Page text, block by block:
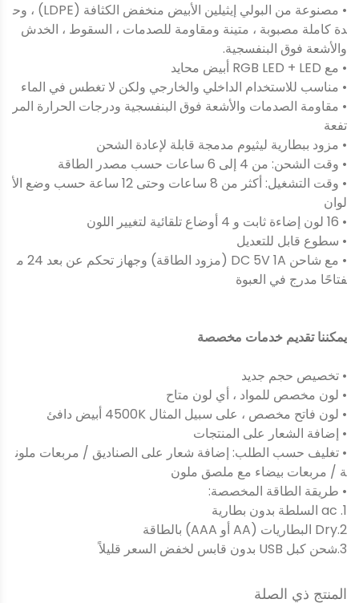
• مصنوعة من البولي إيثيلين الأبيض منخفض الكثافة (LDPE) ، وح
دة كاملة مصبوبة ، متينة ومقاومة للصدمات ، السقوط ، الخدش
والأشعة فوق البنفسجية.
• مع RGB LED + LED أبيض محايد
• مناسب للاستخدام الداخلي والخارجي ولكن لا تغطس في الماء
• مقاومة الصدمات والأشعة فوق البنفسجية ودرجات الحرارة المر
تفعة
• مزود ببطارية ليثيوم مدمجة قابلة لإعادة الشحن
• وقت الشحن: من 4 إلى 6 ساعات حسب مصدر الطاقة
• وقت التشغيل: أكثر من 8 ساعات وحتى 12 ساعة حسب وضع الأ
لوان
• 16 لون إضاءة ثابت و 4 أوضاع تلقائية لتغيير اللون
• سطوع قابل للتعديل
• مع شاحن DC 5V 1A (مزود الطاقة) وجهاز تحكم عن بعد 24 م
فتاحًا مدرج في العبوة
يمكننا تقديم خدمات مخصصة
• تخصيص حجم جديد
• لون مخصص للمواد ، أي لون متاح
• لون فاتح مخصص ، على سبيل المثال 4500K أبيض دافئ
• إضافة الشعار على المنتجات
• تغليف حسب الطلب: إضافة شعار على الصناديق / مربعات ملون
ة / مربعات بيضاء مع ملصق ملون
• طريقة الطاقة المخصصة:
1. ac السلطة بدون بطارية
2.Dry البطاريات (AA أو AAA) بالطاقة
3.شحن كبل USB بدون قابس لخفض السعر قليلاً
المنتج ذي الصلة